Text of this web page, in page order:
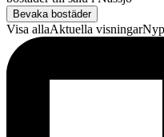
Bevaka bostäder
Visa allaAktuella visningar